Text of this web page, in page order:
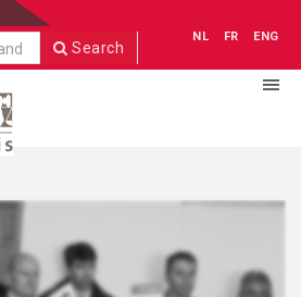
Search
NL FR ENG